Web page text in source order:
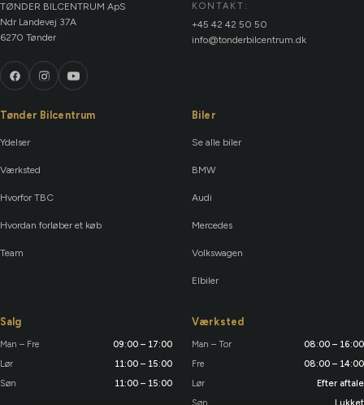
TØNDER BILCENTRUM ApS
Ndr Landevej 37A
6270 Tønder
KONTAKT:
+45 42 42 50 50
info@tonderbilcentrum.dk
Tønder Bilcentrum
Ydelser
Værksted
Hvorfor TBC
Hvordan forløber et køb
Team
Biler
Se alle biler
BMW
Audi
Mercedes
Volkswagen
Elbiler
Salg
Man – Fre
09:00 – 17:00
Lør
11:00 – 15:00
Søn
11:00 – 15:00
Værksted
Man – Tor
08:00 – 16:00
Fre
08:00 – 14:00
Lør
Efter aftale